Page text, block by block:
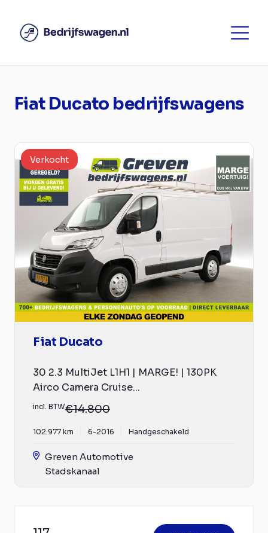
Fiat Ducato bedrijfswagens
Verkocht
Fiat Ducato
30 2.3 MultiJet L1H1 | MARGE! | 130PK
Airco Camera Cruise...
incl. BTW€14.800
102.977 km 6-2016 Handgeschakeld
Greven Automotive
Stadskanaal